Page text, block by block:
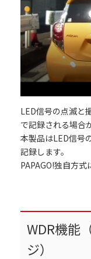
LED信号の点滅と
で記録される場合
本製品はLED信号
記録します。
PAPAGO!独自方式
WDR機能
ジ）